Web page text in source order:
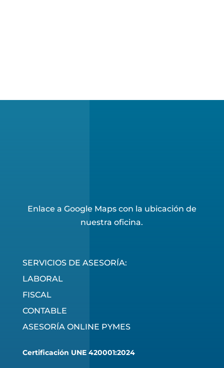
Enlace a Google Maps con la ubicación de
nuestra oficina.
SERVICIOS DE ASESORÍA:
LABORAL
FISCAL
CONTABLE
ASESORÍA ONLINE PYMES
Certificación UNE 420001:2024